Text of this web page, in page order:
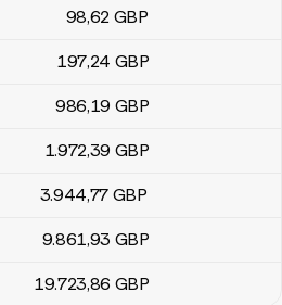
98,62 GBP
197,24 GBP
986,19 GBP
1.972,39 GBP
3.944,77 GBP
9.861,93 GBP
19.723,86 GBP